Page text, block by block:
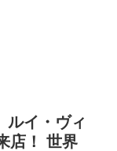
ルイ・ヴィ
店！ 世界